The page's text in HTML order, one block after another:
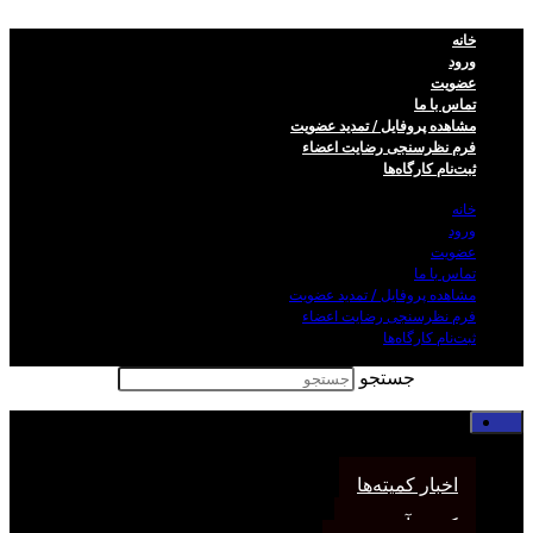
خانه
ورود
عضویت
تماس با ما
مشاهده پروفایل / تمدید عضویت
فرم نظر‌سنجی رضایت اعضاء
ثبت‌نام کارگاه‌ها
خانه
ورود
عضویت
تماس با ما
مشاهده پروفایل / تمدید عضویت
فرم نظر‌سنجی رضایت اعضاء
ثبت‌نام کارگاه‌ها
جستجو
اخبار کمیته‌ها
کمیته آموزش